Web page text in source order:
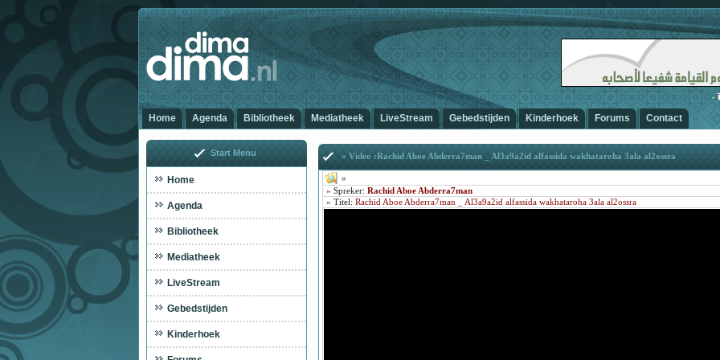
Home Agenda Bibliotheek Mediatheek LiveStream Gebedstijden Kinderhoek Forums Contact
» Video :Rachid Aboe Abderra7man _ Al3a9a2id alfassida wakhataroha 3ala al2ossra
»
» Spreker: Rachid Aboe Abderra7man
» Titel : Rachid Aboe Abderra7man _ Al3a9a2id alfassida wakhataroha 3ala al2ossra
Start Menu
Home
Agenda
Bibliotheek
Mediatheek
LiveStream
Gebedstijden
Kinderhoek